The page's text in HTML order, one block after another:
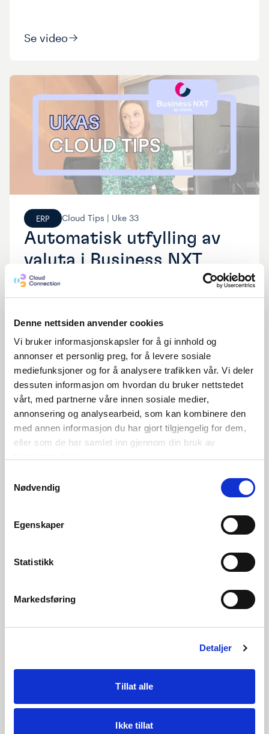
Denne nettsiden anvender cookies
Vi bruker informasjonskapsler for å gi innhold og
annonser et personlig preg, for å levere sosiale
mediefunksjoner og for å analysere trafikken vår. Vi deler
dessuten informasjon om hvordan du bruker nettstedet
vårt, med partnerne våre innen sosiale medier,
annonsering og analysearbeid, som kan kombinere den
med annen informasjon du har gjort tilgjengelig for dem,
eller som de har samlet inn gjennom din bruk av
Nødvendig
Egenskaper
Statistikk
Markedsføring
Detaljer
Tillat alle
Ikke tillat
Se video
ERP Cloud Tips | Uke 33
Automatisk utfylling av
valuta i Business NXT
Cloud Tips |
SuperOffice